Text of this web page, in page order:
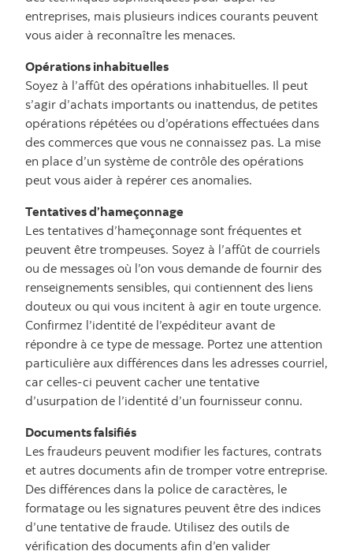
entreprises, mais plusieurs indices courants peuvent
vous aider à reconnaître les menaces.
Opérations inhabituelles
Soyez à l’affût des opérations inhabituelles. Il peut
s’agir d’achats importants ou inattendus, de petites
opérations répétées ou d’opérations effectuées dans
des commerces que vous ne connaissez pas. La mise
en place d’un système de contrôle des opérations
peut vous aider à repérer ces anomalies.
Tentatives d’hameçonnage
Les tentatives d’hameçonnage sont fréquentes et
peuvent être trompeuses. Soyez à l’affût de courriels
ou de messages où l’on vous demande de fournir des
renseignements sensibles, qui contiennent des liens
douteux ou qui vous incitent à agir en toute urgence.
Confirmez l’identité de l’expéditeur avant de
répondre à ce type de message. Portez une attention
particulière aux différences dans les adresses courriel,
car celles-ci peuvent cacher une tentative
d’usurpation de l’identité d’un fournisseur connu.
Documents falsifiés
Les fraudeurs peuvent modifier les factures, contrats
et autres documents afin de tromper votre entreprise.
Des différences dans la police de caractères, le
formatage ou les signatures peuvent être des indices
d’une tentative de fraude. Utilisez des outils de
vérification des documents afin d’en valider